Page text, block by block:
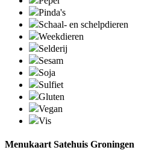
Pinda's
Schaal- en schelpdieren
Weekdieren
Selderij
Sesam
Soja
Sulfiet
Gluten
Vegan
Vis
Menukaart Satehuis Groningen